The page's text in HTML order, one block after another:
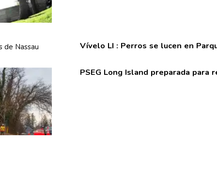
Vívelo LI : Perros se lucen en
PSEG Long Island preparada